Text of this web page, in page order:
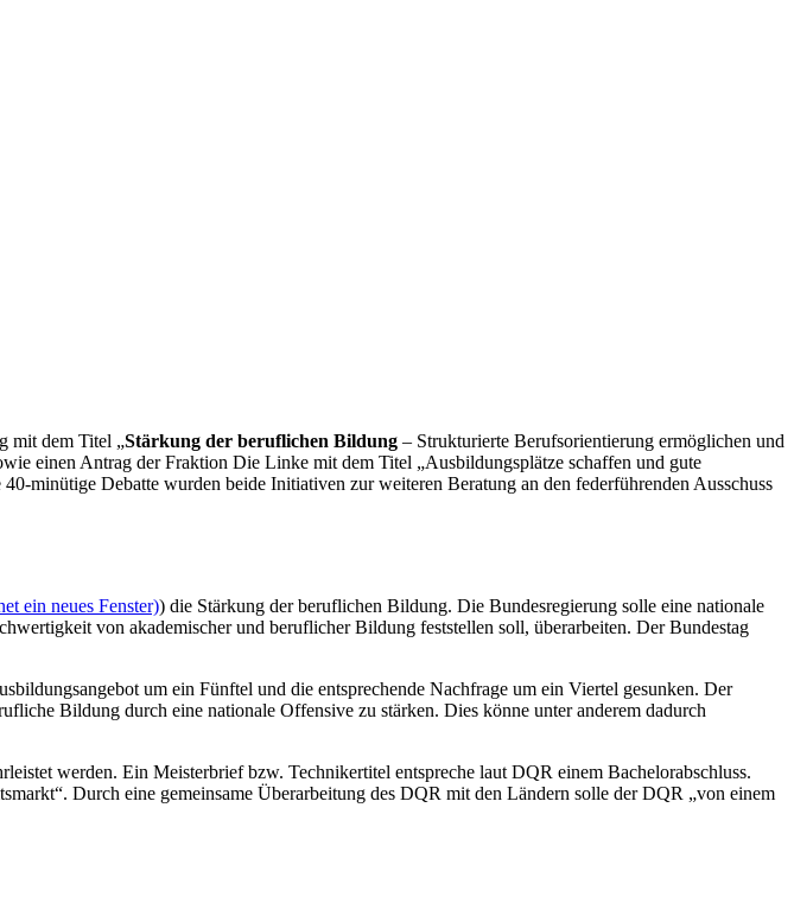
mit dem Titel „Stärkung der beruflichen Bildung – Strukturierte Berufsorientierung ermöglichen und
einen Antrag der Fraktion Die Linke mit dem Titel „Ausbildungsplätze schaffen und gute
minütige Debatte wurden beide Initiativen zur weiteren Beratung an den federführenden Ausschuss
ein neues Fenster)) die Stärkung der beruflichen Bildung. Die Bundesregierung solle eine nationale
von akademischer und beruflicher Bildung feststellen soll, überarbeiten. Der Bundestag
um ein Fünftel und die entsprechende Nachfrage um ein Viertel gesunken. Der
Bildung durch eine nationale Offensive zu stärken. Dies könne unter anderem dadurch
werden. Ein Meisterbrief bzw. Technikertitel entspreche laut DQR einem Bachelorabschluss.
Durch eine gemeinsame Überarbeitung des DQR mit den Ländern solle der DQR „von einem